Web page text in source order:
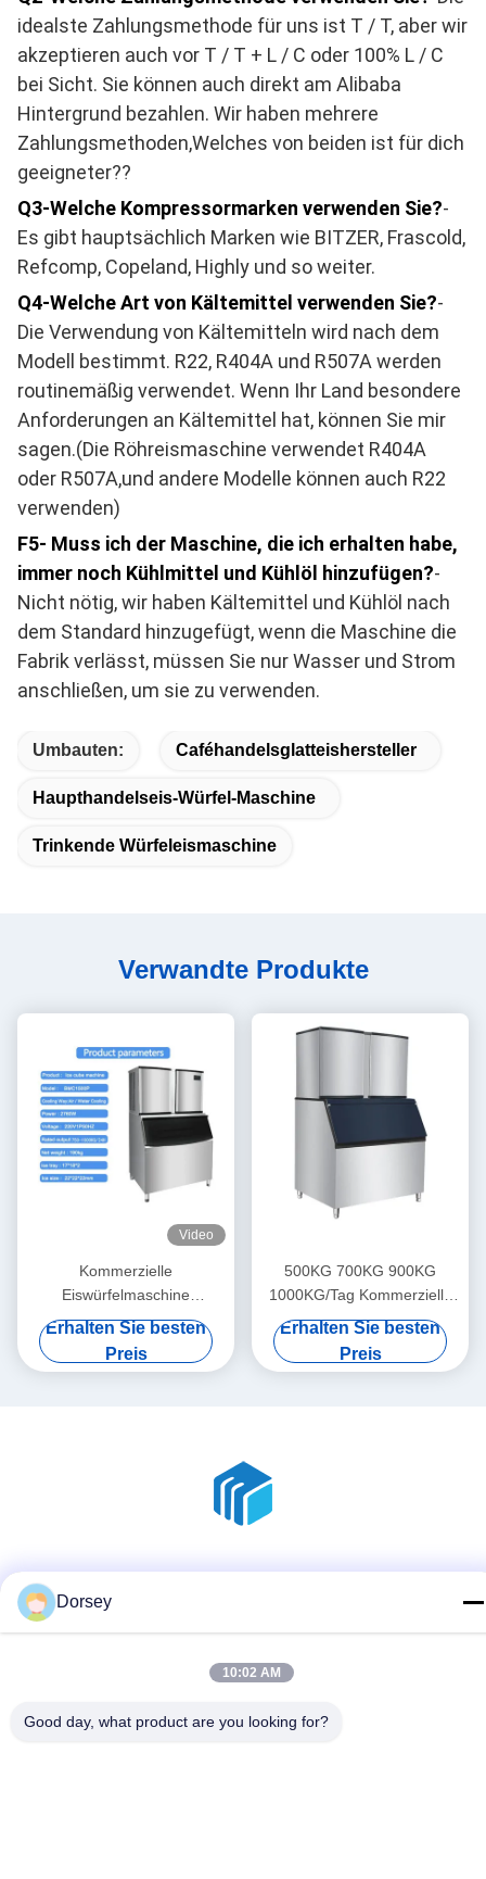
idealste Zahlungsmethode für uns ist T / T, aber wir
akzeptieren auch vor T / T + L / C oder 100% L / C
bei Sicht. Sie können auch direkt am Alibaba
Hintergrund bezahlen. Wir haben mehrere
Zahlungsmethoden,Welches von beiden ist für dich
geeigneter??
Q3-Welche Kompressormarken verwenden Sie?-
Es gibt hauptsächlich Marken wie BITZER, Frascold,
Refcomp, Copeland, Highly und so weiter.
Q4-Welche Art von Kältemittel verwenden Sie?-
Die Verwendung von Kältemitteln wird nach dem
Modell bestimmt. R22, R404A und R507A werden
routinemäßig verwendet. Wenn Ihr Land besondere
Anforderungen an Kältemittel hat, können Sie mir
sagen.(Die Röhreismaschine verwendet R404A
oder R507A,und andere Modelle können auch R22
verwenden)
F5- Muss ich der Maschine, die ich erhalten habe,
immer noch Kühlmittel und Kühlöl hinzufügen?-
Nicht nötig, wir haben Kältemittel und Kühlöl nach
dem Standard hinzugefügt, wenn die Maschine die
Fabrik verlässt, müssen Sie nur Wasser und Strom
anschließen, um sie zu verwenden.
Umbauten: Caféhandelsglatteishersteller
Haupthandelseis-Würfel-Maschine
Trinkende Würfeleismaschine
Verwandte Produkte
Video
Kommerzielle
Eiswürfelmaschine
1000KG/24H 3000W 1
Kaffeebar/Restaurant/Hotels
Erhalten Sie besten
Preis
500KG 700KG 900KG
1000KG/Tag Kommerzielle
Eismaschine
Erhalten Sie besten
Preis
Schnelle Kontaktaufnahme
Telefon
Dorsey
10:02 AM
Good day, what product are you looking for?